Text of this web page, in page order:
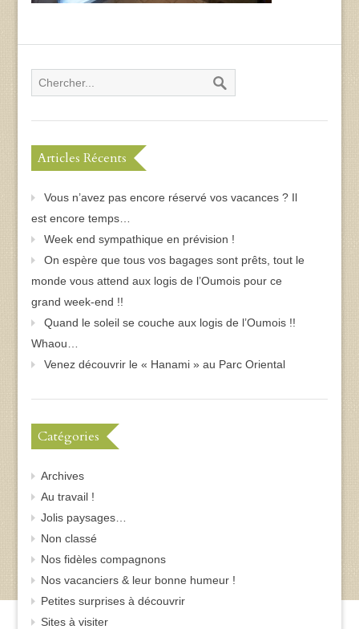
Articles Récents
Vous n’avez pas encore réservé vos vacances ? Il
est encore temps…
Week end sympathique en prévision !
On espère que tous vos bagages sont prêts, tout le
monde vous attend aux logis de l’Oumois pour ce
grand week-end !!
Quand le soleil se couche aux logis de l’Oumois !!
Whaou…
Venez découvrir le « Hanami » au Parc Oriental
Catégories
Archives
Au travail !
Jolis paysages…
Non classé
Nos fidèles compagnons
Nos vacanciers & leur bonne humeur !
Petites surprises à découvrir
Sites à visiter